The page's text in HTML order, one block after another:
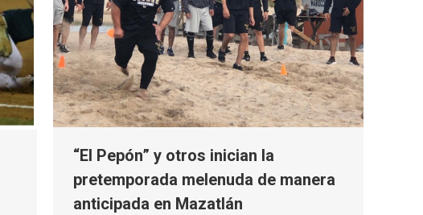
“El Pepón” y otros inician la
pretemporada melenuda de manera
anticipada en Mazatlán